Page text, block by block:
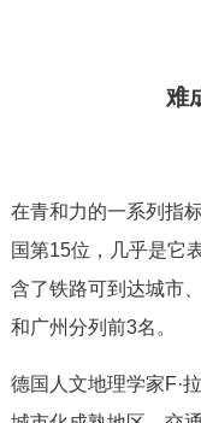
难
在青和力的一系列指
国第15位，几乎是它
含了铁路可到达城市
和广州分列前3名。
德国人文地理学家F·